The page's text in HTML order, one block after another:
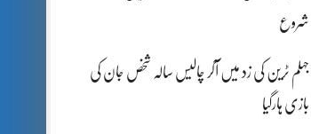
شروع
جہلم ٹرین کی زد میں آکر چالیس سالہ شخص جان کی
بازی ہارگیا